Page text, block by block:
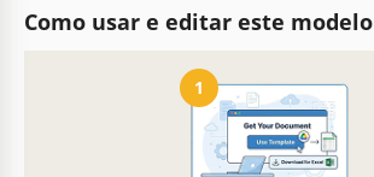
Como usar e editar este modelo
1